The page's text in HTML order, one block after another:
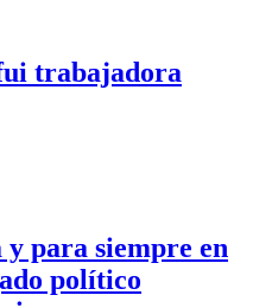
trabajadora
y para siempre en
político